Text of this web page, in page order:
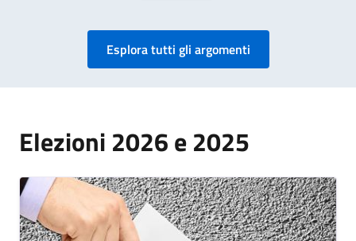
Esplora tutti gli argomenti
Elezioni 2026 e 2025